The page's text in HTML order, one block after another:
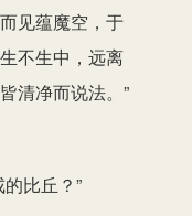
见蕴魔空，于
不生中，远离
清净而说法。”
比丘？”